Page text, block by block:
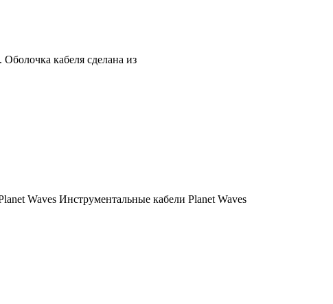
кабеля сделана из
Waves Инструментальные кабели Planet Waves